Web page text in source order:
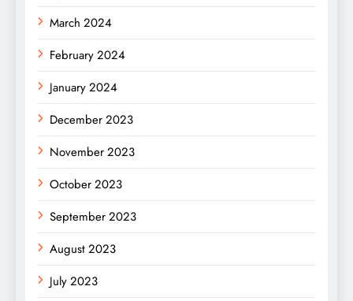
March 2024
February 2024
January 2024
December 2023
November 2023
October 2023
September 2023
August 2023
July 2023